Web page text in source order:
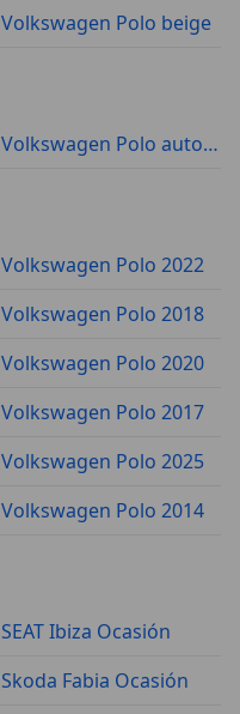
Volkswagen Polo beige
Volkswagen Polo automático
Volkswagen Polo 2022
Volkswagen Polo 2018
Volkswagen Polo 2020
Volkswagen Polo 2017
Volkswagen Polo 2025
Volkswagen Polo 2014
SEAT Ibiza Ocasión
Skoda Fabia Ocasión